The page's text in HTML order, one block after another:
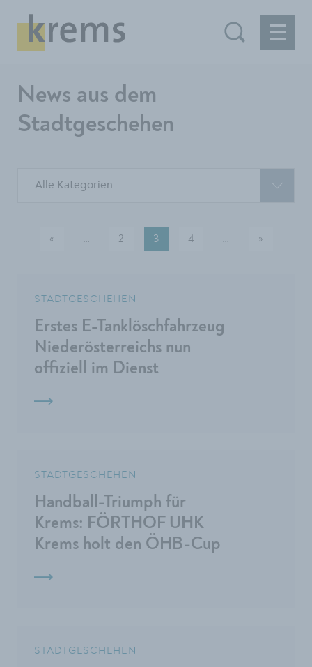
News aus dem
Stadtgeschehen
Alle Kategorien
vorherige
«
Mehr Seiten verfügbar
… 2 3 4
Mehr Seiten
… »
STADTGESCHEHEN
Erstes E-Tanklöschfahrzeug
Niederösterreichs nun
offiziell im Dienst
STADTGESCHEHEN
Handball-Triumph für
Krems: FÖRTHOF UHK
Krems holt den ÖHB-Cup
STADTGESCHEHEN